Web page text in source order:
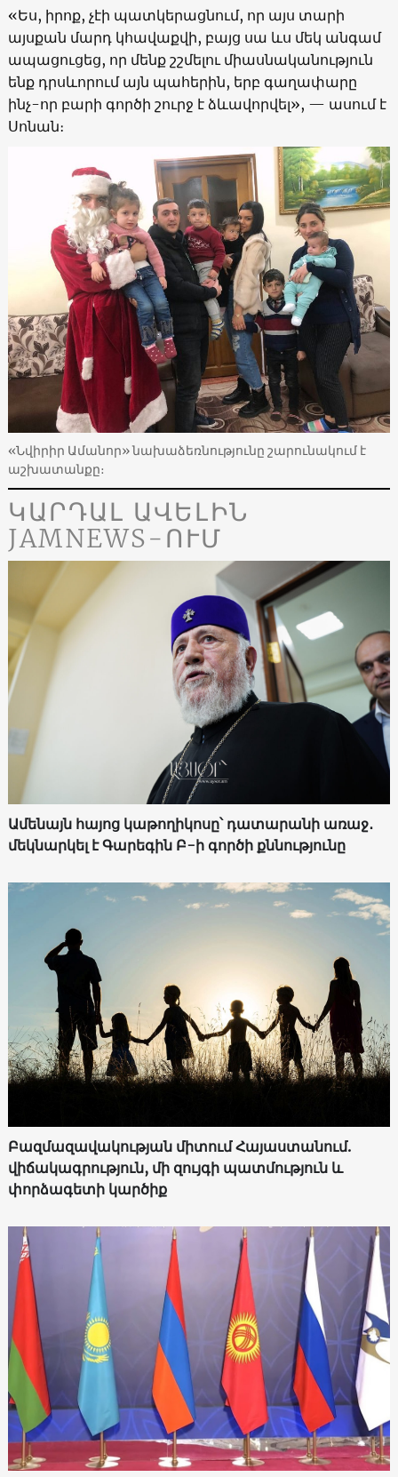
«Ես, իրոք, չէի պատկերացնում, որ այս տարի
այսքան մարդ կհավաքվի, բայց սա ևս մեկ անգամ
ապացուցեց, որ մենք շշմելու միասնականություն
ենք դրսևորում այն պահերին, երբ գաղափարը
ինչ-որ բարի գործի շուրջ է ձևավորվել», — ասում է
Սոնան։
«Նվիրիր Ամանոր» նախաձեռնությունը շարունակում է
աշխատանքը։
ԿԱՐԴԱԼ ԱՎԵԼԻՆ
JAMNEWS-ՈՒՄ
Ամենայն հայոց կաթողիկոսը՝ դատարանի առաջ․
մեկնարկել է Գարեգին Բ-ի գործի քննությունը
Բազմազավակության միտում Հայաստանում.
վիճակագրություն, մի զույգի պատմություն և
փորձագետի կարծիք